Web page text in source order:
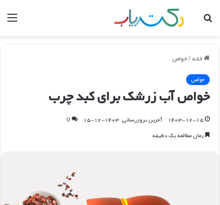
جستجو
خانه /خواص
خواص
خواص آب زرشک برای کبد چرب
۱۴۰۳-۱۲-۱۵ آخرین بروزرسانی: ۱۴۰۳-۱۲-۱۵
0
زمان مطالعه یک دقیقه